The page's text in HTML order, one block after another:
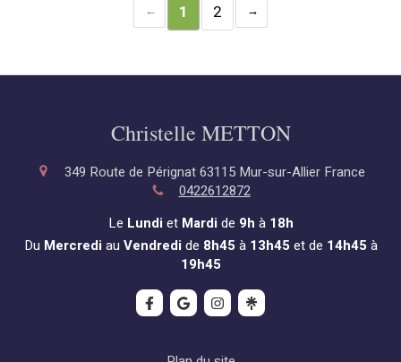
1
2
Christelle METTON
349 Route de Pérignat 63115 Mur-sur-Allier France
0422612872
Le Lundiet Mardide 9h à 18h
Du Mercrediau Vendredide 8h45 à 13h45 et de 14h45 à
19h45